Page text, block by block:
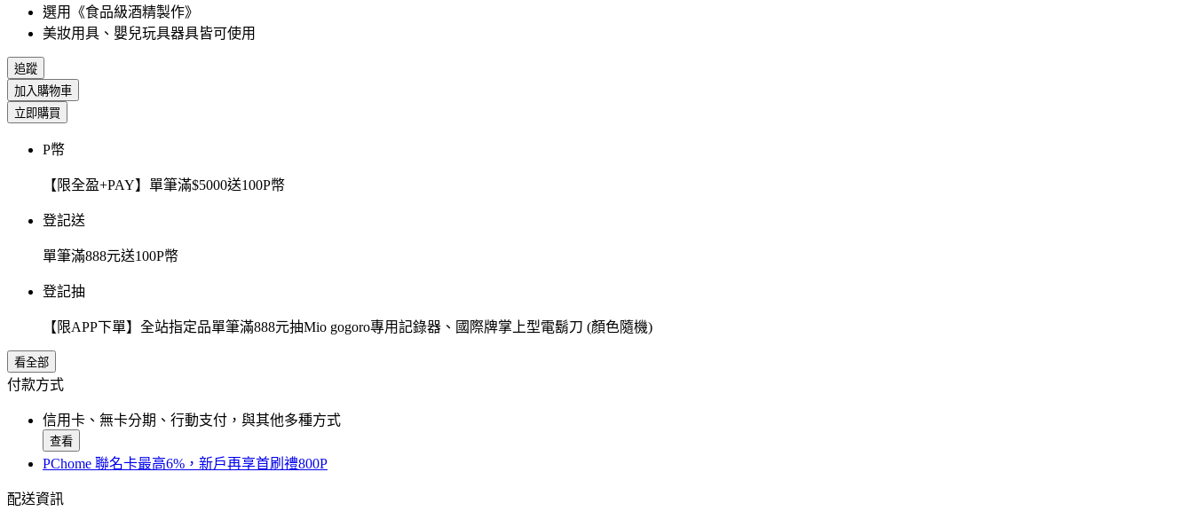
選用《食品級酒精製作》
美妝用具、嬰兒玩具器具皆可使用
追蹤
加入購物車
立即購買
P幣
【限全盈+PAY】單筆滿$5000送100P幣
登記送
單筆滿888元送100P幣
登記抽
【限APP下單】全站指定品單筆滿888元抽Mio gogoro專用記錄器、國際牌掌上型電鬍刀 (顏色隨機)
看全部
付款方式
信用卡、無卡分期、行動支付，與其他多種方式
查看
PChome 聯名卡最高6%，新戶再享首刷禮800P
配送資訊